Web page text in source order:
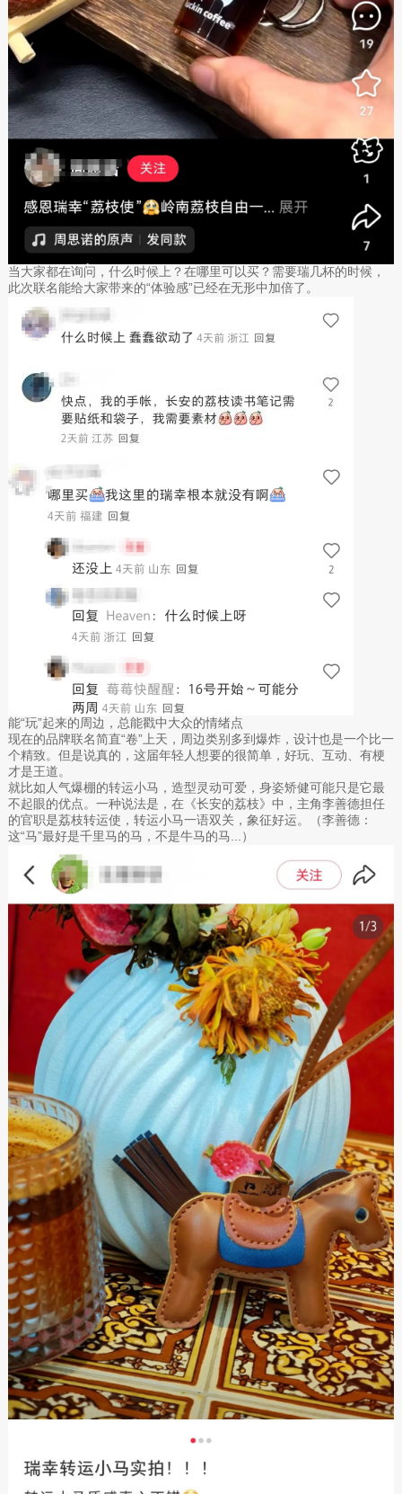
当大家都在询问，什么时候上？在哪里可以买？需要瑞几杯的时候，
此次联名能给大家带来的“体验感”已经在无形中加倍了。
能“玩”起来的周边，总能戳中大众的情绪点
现在的品牌联名简直“卷”上天，周边类别多到爆炸，设计也是一个比一
个精致。但是说真的，这届年轻人想要的很简单，好玩、互动、有梗
才是王道。
就比如人气爆棚的转运小马，造型灵动可爱，身姿矫健可能只是它最
不起眼的优点。一种说法是，在《长安的荔枝》中，主角李善德担任
的官职是荔枝转运使，转运小马一语双关，象征好运。（李善德：
这“马”最好是千里马的马，不是牛马的马...）